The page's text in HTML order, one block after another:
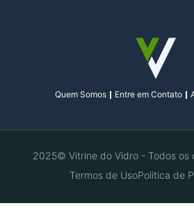
Quem Somos Entre em Contato
2025© Vitrine do Vidro - Todos os
Termos de UsoPolítica de